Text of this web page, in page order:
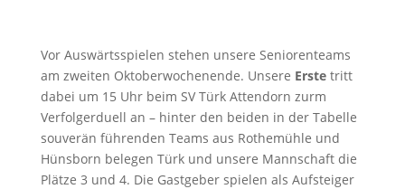
Vor Auswärtsspielen stehen unsere Seniorenteams
am zweiten Oktoberwochenende. Unsere Erstetritt
dabei um 15 Uhr beim SV Türk Attendorn zurm
Verfolgerduell an – hinter den beiden in der Tabelle
souverän führenden Teams aus Rothemühle und
Hünsborn belegen Türk und unsere Mannschaft die
Plätze 3 und 4. Die Gastgeber spielen als Aufsteiger